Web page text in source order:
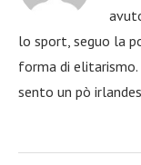
lo sport, seguo la
forma di elitarismo.
sento un pò